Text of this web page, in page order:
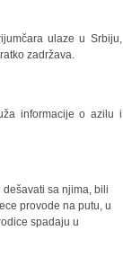
ulaze u Srbiju,
zadržava.
informacije o azilu i
sa njima, bili
provode na putu, u
spadaju u